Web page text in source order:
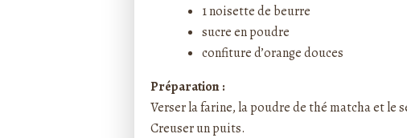
1 noisette de beurre
sucre en poudre
confiture d’orange douces
Préparation :
Verser la farine, la poudre de thé matcha et le
Creuser un puits.